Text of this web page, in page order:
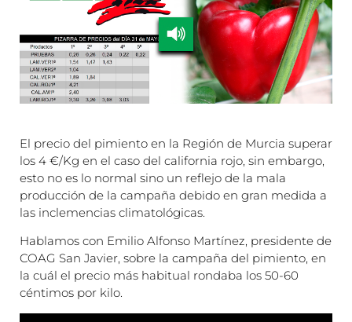
El precio del pimiento en la Región de Murcia superar
los 4 €/Kg en el caso del california rojo, sin embargo,
esto no es lo normal sino un reflejo de la mala
producción de la campaña debido en gran medida a
las inclemencias climatológicas.
Hablamos con Emilio Alfonso Martínez, presidente de
COAG San Javier, sobre la campaña del pimiento, en
la cuál el precio más habitual rondaba los 50-60
céntimos por kilo.